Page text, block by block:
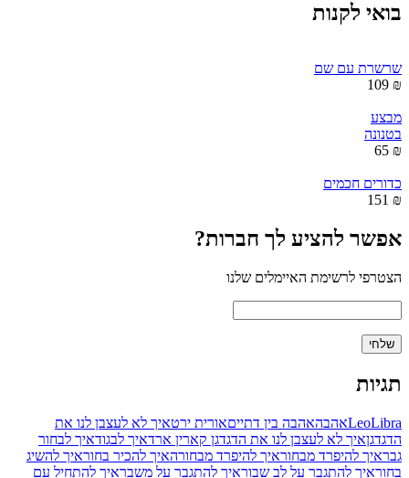
בואי לקנות
שרשרת עם שם
₪ 109
מבצע
בטנונה
₪ 65
כדורים חכמים
₪ 151
אפשר להציע לך חברות?
הצטרפי לרשימת האיימלים שלנו
תגיות
LeoLibra אהבהאהבה בין דתייםאורית ירטאיך לא לעצבן לנו את
הדגדגןאיך לא לעצבן לנו את הדגדגן קארין ארדאיך לבגודאיך לבחור
גבראיך להיפרד מבחוראיך להיפרד מבחורהאיך להכיר בחוראיך להשיג
בחוראיך להתגבר על לב שבוראיך להתגבר על משבראיך להתחיל עם